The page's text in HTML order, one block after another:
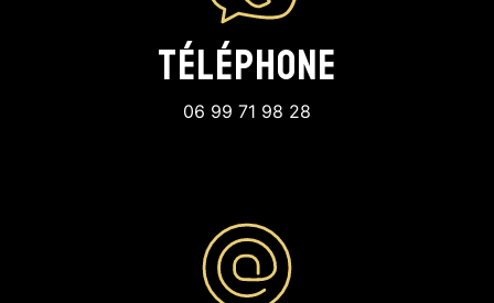
Téléphone
06 99 71 98 28